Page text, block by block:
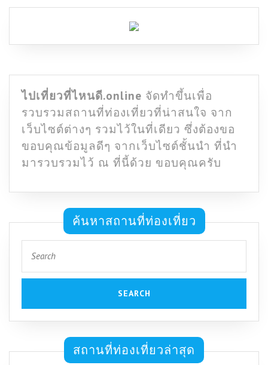
ไปเที่ยวที่ไหนดี.online จัดทำขึ้นเพื่อ
รวบรวมสถานที่ท่องเที่ยวที่น่าสนใจ จาก
เว็บไซต์ต่างๆ รวมไว้ในที่เดียว ซึ่งต้องขอ
ขอบคุณข้อมูลดีๆ จากเว็บไซต์ชั้นนำ ที่นำ
มารวบรวมไว้ ณ ที่นี้ด้วย ขอบคุณครับ
ค้นหาสถานที่ท่องเที่ยว
for:
สถานที่ท่องเที่ยวล่าสุด